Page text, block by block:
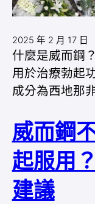
2025 年 2 月 17 日
什麼是威而鋼
用於治療勃起
成分為西地那
威而鋼
起服用
建議